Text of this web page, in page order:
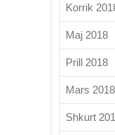
Korrik
Maj 2018
Prill 2018
Mars 2018
Shkurt